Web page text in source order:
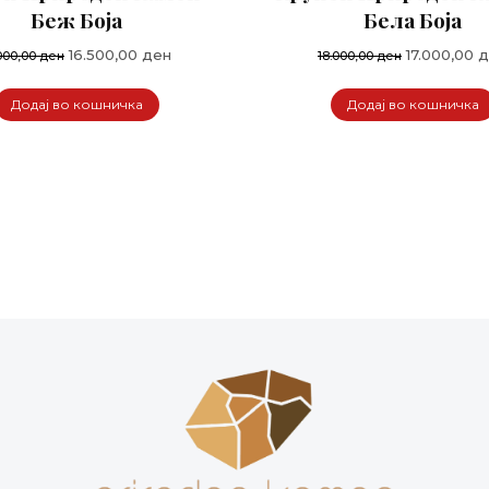
Беж Боја
ден Original
was:
17.000,00 ден.
16.500,00 ден
Додај во кошничка
Бела Боја
18.000,00ден Original
was:
18.000,00
17.000,00
Додај во кошничка